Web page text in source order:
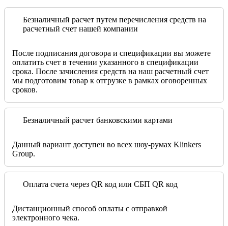
Безналичный расчет путем перечисления средств на
расчетный счет нашей компании
После подписания договора и спецификации вы можете
оплатить счет в течении указанного в спецификации
срока. После зачисления средств на наш расчетный счет
мы подготовим товар к отгрузке в рамках оговоренных
сроков.
Безналичный расчет банковскими картами
Данный вариант доступен во всех шоу-румах Klinkers
Group.
Оплата счета через QR код или СБП QR код
Дистанционный способ оплаты с отправкой
электронного чека.